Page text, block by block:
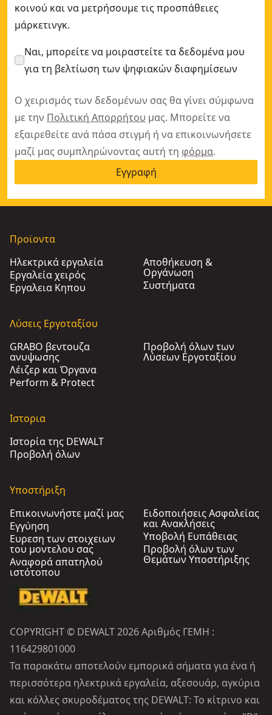
κοινού και να μετρήσουμε τις προσπάθειες
μάρκετινγκ.
Ναι, μπορείτε να μοιραστείτε τα δεδομένα μου
για τη βελτίωση των ψηφιακών διαφημίσεων
Ο χειρισμός των δεδομένων σας θα γίνει σύμφωνα
με την Πολιτική Απορρήτου μας. Μπορείτε να
εξαιρεθείτε ανά πάσα στιγμή ή να επικοινωνήσετε
μαζί μας συμπληρώνοντας αυτή τη φόρμα.
Εγγραφή
Προϊοντα
Ηλεκτρικά εργαλεία
Εργαλεία χειρός
Εργαλεια Κηπου​
Αποθήκευση &
Οργάνωση
Συστήματα
Λύσεις Εργοταξίου
GRABO βεντουζα
ανυψωσης
Λέιζερ και Όργανα
Perform & Protect
Προβολή όλων των
Λύσεων Εργοταξίου
Ιστορια
Ιστορία της DEWALT
Προβολή όλων
Υποστήριξη
Επικοινωνήστε μαζί μας
Εγγύηση
Ευρεση των στοιχειων
του μοντελου σας
Αναφορά απατηλού
ιστότοπου
Ειδοποιήσεις Ασφαλείας
και Ανακλήσεις
Υποβολή Ευπάθειας
Προβολή όλων των
Θεμάτων Υποστήριξης
COPYRIGHT © DEWALT 2026 Αριθμός ΓΕΜΗ :
116429801000
Τα παρακάτω αποτελούν εμπορικά σήματα για ένα ή
περισσότερα ηλεκτρικά εργαλεία, αξεσουάρ, αγκύρια
και κόλλες σκυροδέματος της DEWALT: Το κίτρινο και